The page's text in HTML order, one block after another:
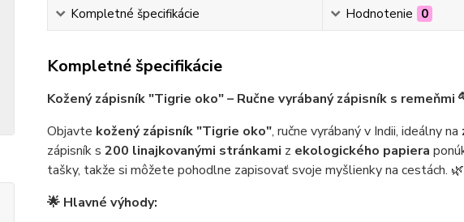
Kompletné špecifikácie Hodnotenie 0
Kompletné špecifikácie
Kožený zápisník "Tigrie oko" – Ručne vyrábaný zápisník s remeňmi
Objavte kožený zápisník "Tigrie oko", ručne vyrábaný v Indii, ideálny na
zápisník s 200 linajkovanými stránkami z ekologického papiera
tašky, takže si môžete pohodlne zapisovať svoje myšlienky na cestách. 🌿
🌟 Hlavné výhody: